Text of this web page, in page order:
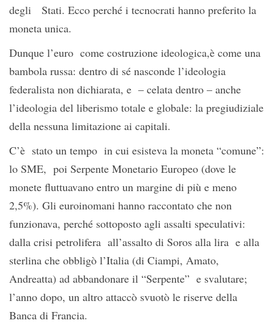
degli Stati. Ecco perché i tecnocrati hanno preferito la
moneta unica.
Dunque l’euro come costruzione ideologica,è come una
bambola russa: dentro di sé nasconde l’ideologia
federalista non dichiarata, e – celata dentro – anche
l’ideologia del liberismo totale e globale: la pregiudiziale
della nessuna limitazione ai capitali.
C’è stato un tempo in cui esisteva la moneta “comune”:
lo SME, poi Serpente Monetario Europeo (dove le
monete fluttuavano entro un margine di più e meno
2,5%). Gli euroinomani hanno raccontato che non
funzionava, perché sottoposto agli assalti speculativi:
dalla crisi petrolifera all’assalto di Soros alla lira e alla
sterlina che obbligò l’Italia (di Ciampi, Amato,
Andreatta) ad abbandonare il “Serpente” e svalutare;
l’anno dopo, un altro attaccò svuotò le riserve della
Banca di Francia.